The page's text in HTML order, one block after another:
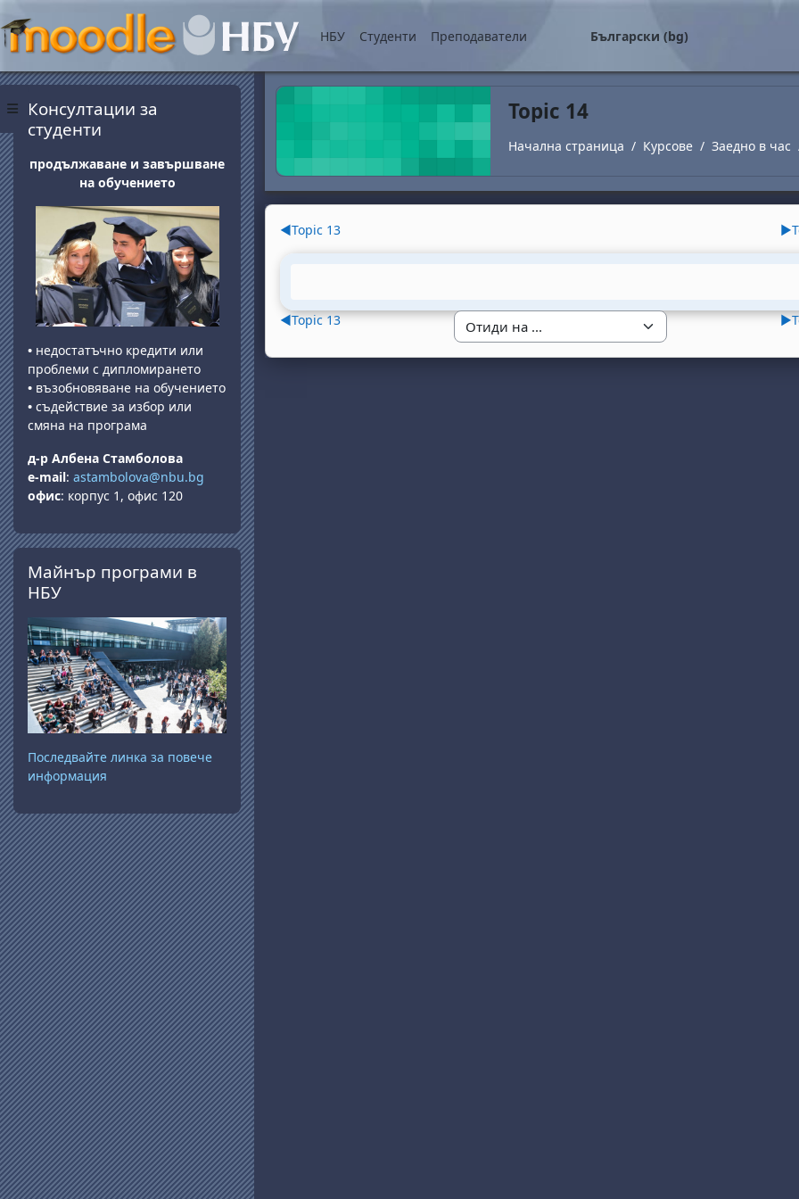
Прескочи на основното съдържание
Страничен панел
НБУ Студенти Преподаватели Български ‎(bg)‎
Topic 14
Начална страница Курсове Заедно в час
Section outline
◀︎Topic 13 ▶︎
◀︎Topic 13 ▶︎
Блокове
Консултации за
студенти
продължаване и завършване
на обучението
• недостатъчно кредити или
проблеми с дипломирането
• възобновяване на обучението
• съдействие за избор или
смяна на програма
д-р Албена Стамболова
e-mail: astambolova@nbu.bg
офис: корпус 1, офис 120
Прескочи Майнър програми в НБУ
Майнър програми в
НБУ
Последвайте линка за повече
информация